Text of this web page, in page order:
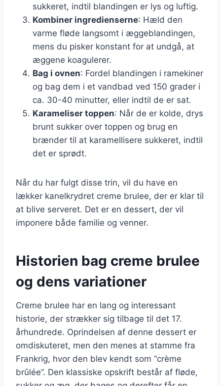
sukkeret, indtil blandingen er lys og luftig.
Kombiner ingredienserne: Hæld den
varme fløde langsomt i æggeblandingen,
mens du pisker konstant for at undgå, at
æggene koagulerer.
Bag i ovnen: Fordel blandingen i ramekiner
og bag dem i et vandbad ved 150 grader i
ca. 30-40 minutter, eller indtil de er sat.
Karameliser toppen: Når de er kolde, drys
brunt sukker over toppen og brug en
brænder til at karamellisere sukkeret, indtil
det er sprødt.
Når du har fulgt disse trin, vil du have en
lækker kanelkrydret creme brulee, der er klar til
at blive serveret. Det er en dessert, der vil
imponere både familie og venner.
Historien bag creme brulee
og dens variationer
Creme brulee har en lang og interessant
historie, der strækker sig tilbage til det 17.
århundrede. Oprindelsen af denne dessert er
omdiskuteret, men den menes at stamme fra
Frankrig, hvor den blev kendt som “crème
brûlée”. Den klassiske opskrift består af fløde,